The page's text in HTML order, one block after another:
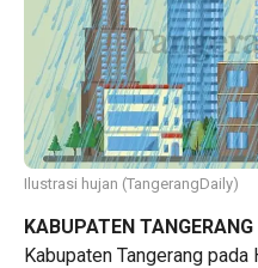
Ilustrasi hujan (TangerangDaily)
KABUPATEN
Kabupaten Tangerang